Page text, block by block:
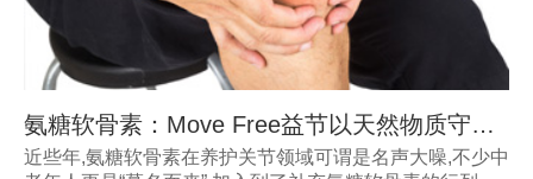
氨糖软骨素：Move Free益节以天然物质守护关节健康
近些年,氨糖软骨素在养护关节领域可谓是名声大噪,不少中